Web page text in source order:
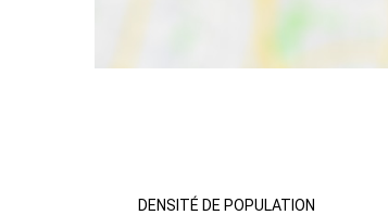
DENSITÉ DE POPULATION